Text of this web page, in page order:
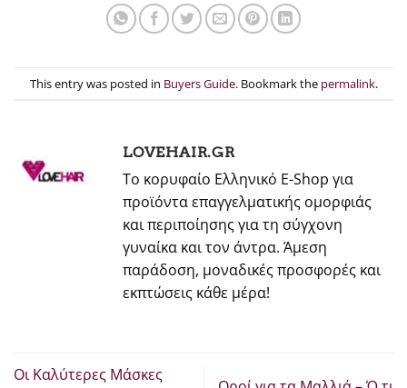
This entry was posted in Buyers Guide. Bookmark the permalink.
LOVEHAIR.GR
Το κορυφαίο Ελληνικό E-Shop για
προϊόντα επαγγελματικής ομορφιάς
και περιποίησης για τη σύγχονη
γυναίκα και τον άντρα. Άμεση
παράδοση, μοναδικές προσφορές και
εκπτώσεις κάθε μέρα!
Οι Καλύτερες Μάσκες